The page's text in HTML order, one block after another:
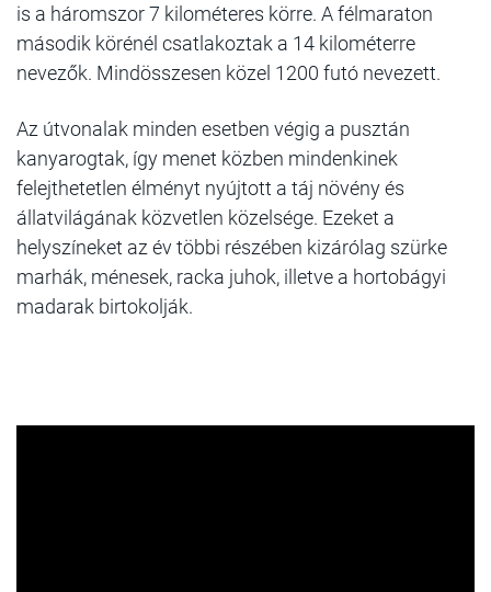
is a háromszor 7 kilométeres körre. A félmaraton
második körénél csatlakoztak a 14 kilométerre
nevezők. Mindösszesen közel 1200 futó nevezett.
Az útvonalak minden esetben végig a pusztán
kanyarogtak, így menet közben mindenkinek
felejthetetlen élményt nyújtott a táj növény és
állatvilágának közvetlen közelsége. Ezeket a
helyszíneket az év többi részében kizárólag szürke
marhák, ménesek, racka juhok, illetve a hortobágyi
madarak birtokolják.